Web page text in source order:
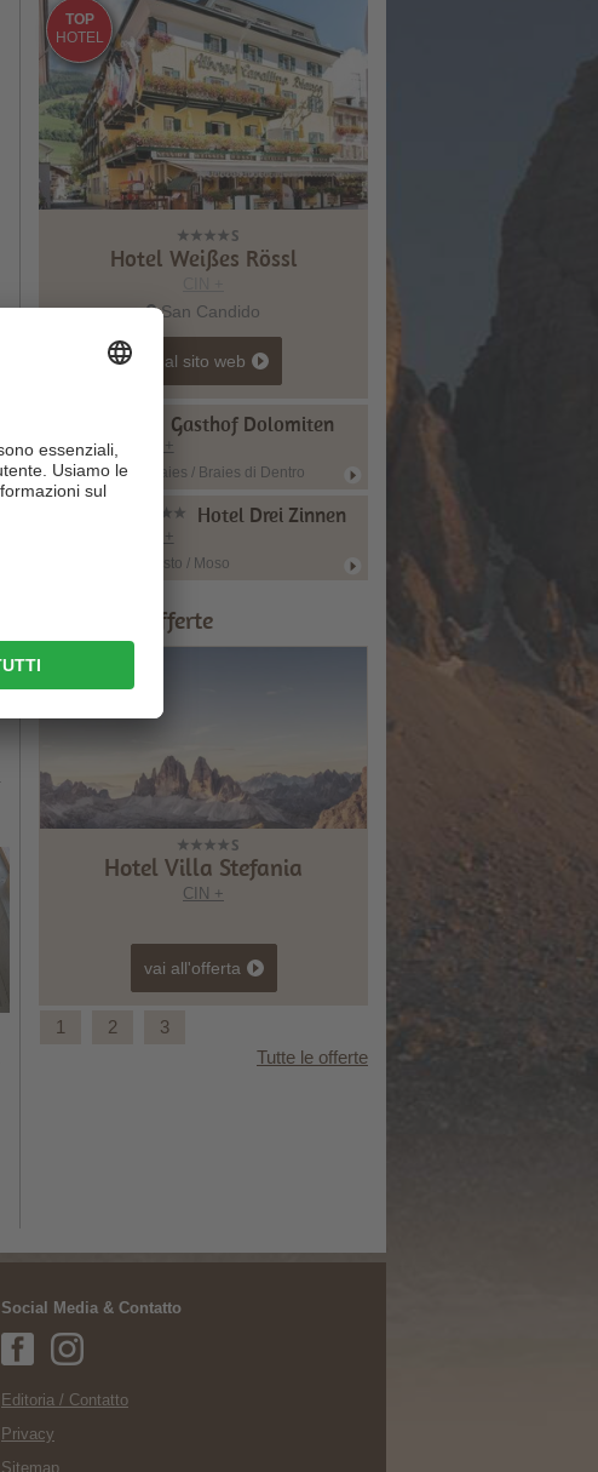
TOP
HOTEL
Hotel Weißes Rössl
San Candido
vai al sito web
Gasthof Dolomiten
CIN +
Braies / Braies di Dentro
Hotel Drei Zinnen
CIN +
Sesto / Moso
Consigli & Offerte
Hotel Villa Stefania
CIN +
vai all'offerta
1 2
3
Tutte le offerte
Social Media & Contatto
Editoria / Contatto
Privacy
Sitemap